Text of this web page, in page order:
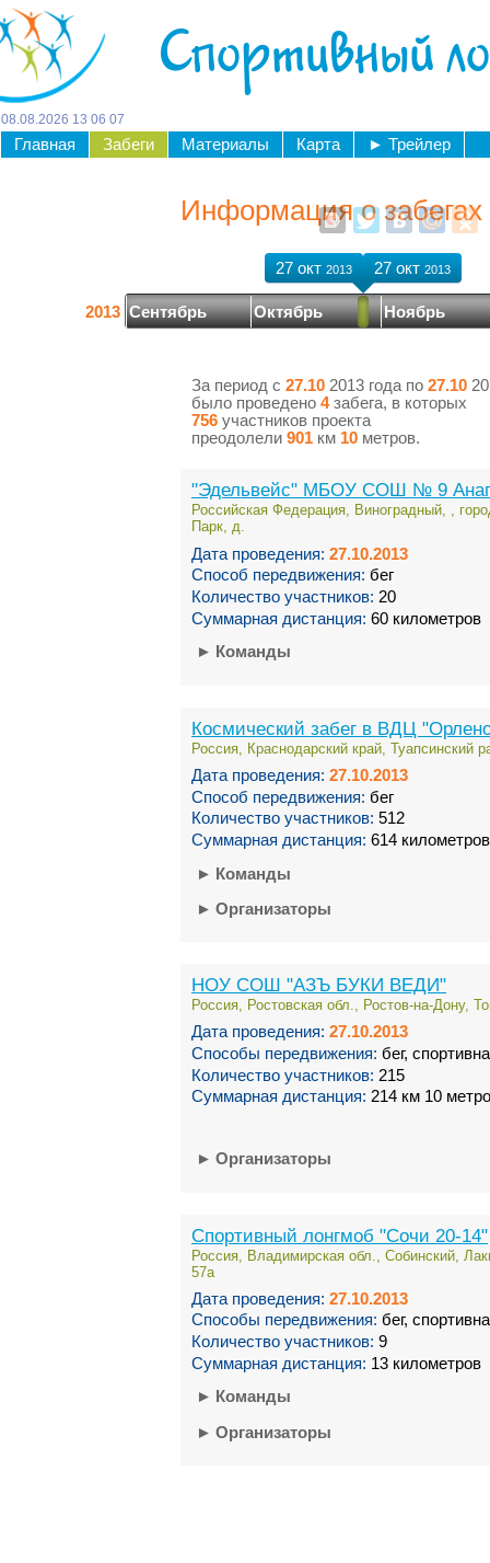
Спортивный
08 08 2026 13 06 07
Главная Забеги Материалы Карта ► Трейлер
Информация о забегах
2013 Сентябрь Октябрь Ноябрь
27 окт2013 27 окт2013
За период с 27.10 2013 года по 27.10
было проведено 4забега, в которых
756 участников проекта
преодолели 901 км 10 метров.
"Эдельвейс" МБОУ СОШ № 9
Российская Федерация, Виноградный, ,
Парк, д.
Дата проведения: 27.10.2013
Способ передвижения: бег
Количество участников: 20
Суммарная дистанция: 60 километров
► Команды
Космический забег в ВДЦ
Россия, Краснодарский край, Туапсинский
Дата проведения: 27.10.2013
Способ передвижения: бег
Количество участников: 512
Суммарная дистанция: 614 километров
► Команды
► Организаторы
НОУ СОШ "АЗЪ БУКИ ВЕДИ"
Россия, Ростовская обл., Ростов-на-Дону,
Дата проведения: 27.10.2013
Способы передвижения: бег,
Количество участников: 215
Суммарная дистанция: 214 км 10
► Организаторы
Спортивный лонгмоб "Сочи 20-14"
Россия, Владимирская обл., Собинский,
57а
Дата проведения: 27.10.2013
Способы передвижения: бег,
Количество участников: 9
Суммарная дистанция: 13 километров
► Команды
► Организаторы